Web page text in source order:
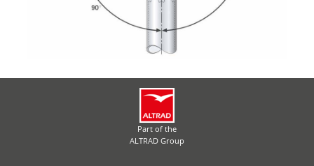
Part of the
ALTRAD Group